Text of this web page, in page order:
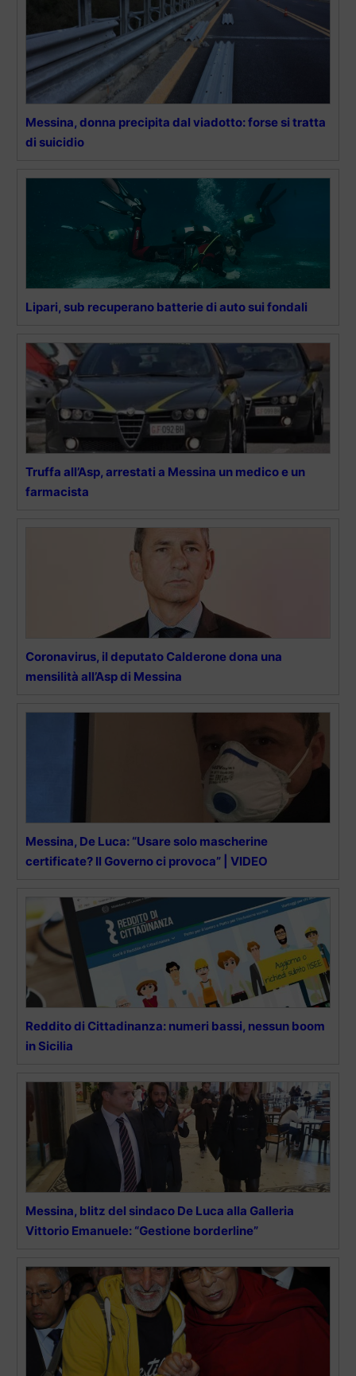
Messina, donna precipita dal viadotto: forse si tratta
di suicidio
Lipari, sub recuperano batterie di auto sui fondali
Truffa all’Asp, arrestati a Messina un medico e un
farmacista
Coronavirus, il deputato Calderone dona una
mensilità all’Asp di Messina
Messina, De Luca: “Usare solo mascherine
certificate? Il Governo ci provoca” | VIDEO
Reddito di Cittadinanza: numeri bassi, nessun boom
in Sicilia
Messina, blitz del sindaco De Luca alla Galleria
Vittorio Emanuele: “Gestione borderline”